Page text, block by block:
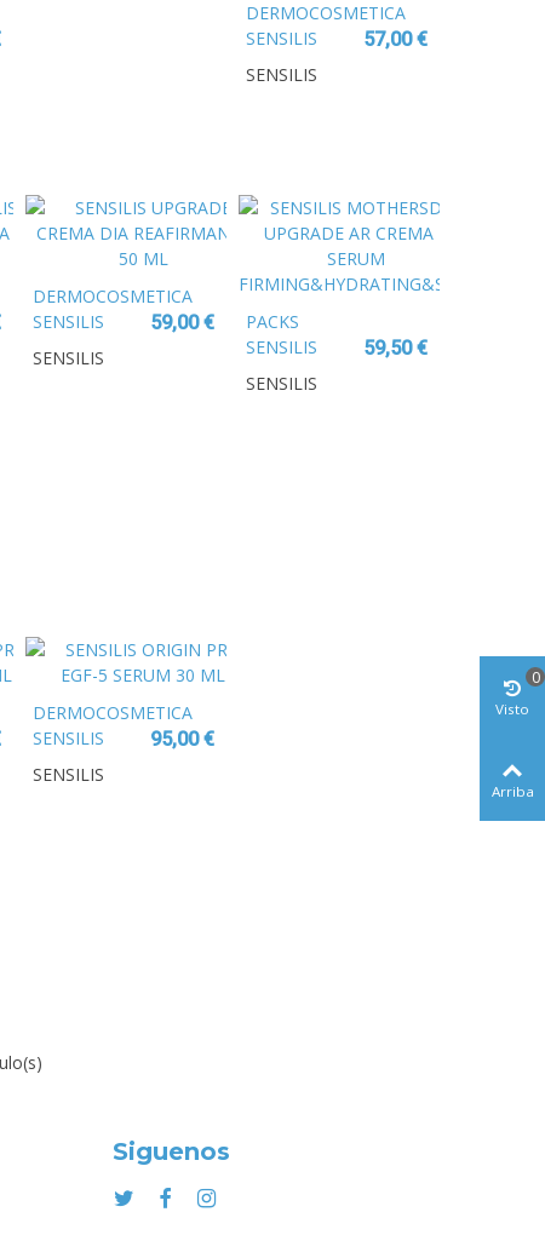
DERMOCOSMETICA
SENSILIS
UPGRADE AR
CREMA
50 ML
57,00 €
SENSILIS
DERMOCOSMETICA
SENSILIS
UPGRADE
CREMA DIA
59,00 €
SENSILIS
PACKS
SENSILIS
MOTHERSDAY
UPGRADE AR
59,50 €
SENSILIS
DERMOCOSMETICA
SENSILIS
ORIGIN PRO
95,00 €
SENSILIS
Siguenos
Visto
0
Arriba